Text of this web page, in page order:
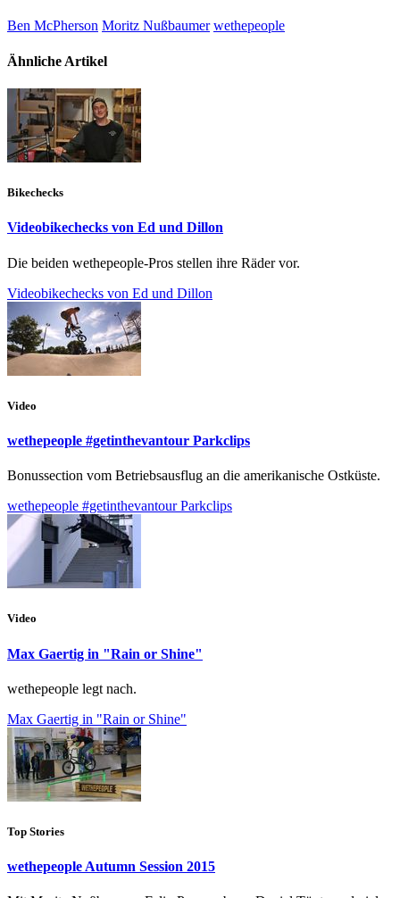
Ben McPherson Moritz Nußbaumer wethepeople
Ähnliche Artikel
Bikechecks
Videobikechecks von Ed und Dillon
Die beiden wethepeople-Pros stellen ihre Räder vor.
Videobikechecks von Ed und Dillon
Video
wethepeople #getinthevantour Parkclips
Bonussection vom Betriebsausflug an die amerikanische Ostküste.
wethepeople #getinthevantour Parkclips
Video
Max Gaertig in "Rain or Shine"
wethepeople legt nach.
Max Gaertig in "Rain or Shine"
Top Stories
wethepeople Autumn Session 2015